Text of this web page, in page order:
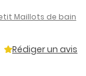
Maillots de bain
Rédiger un avis